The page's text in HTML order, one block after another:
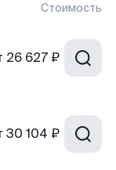
Стоимость
26 627 ₽
30 104 ₽